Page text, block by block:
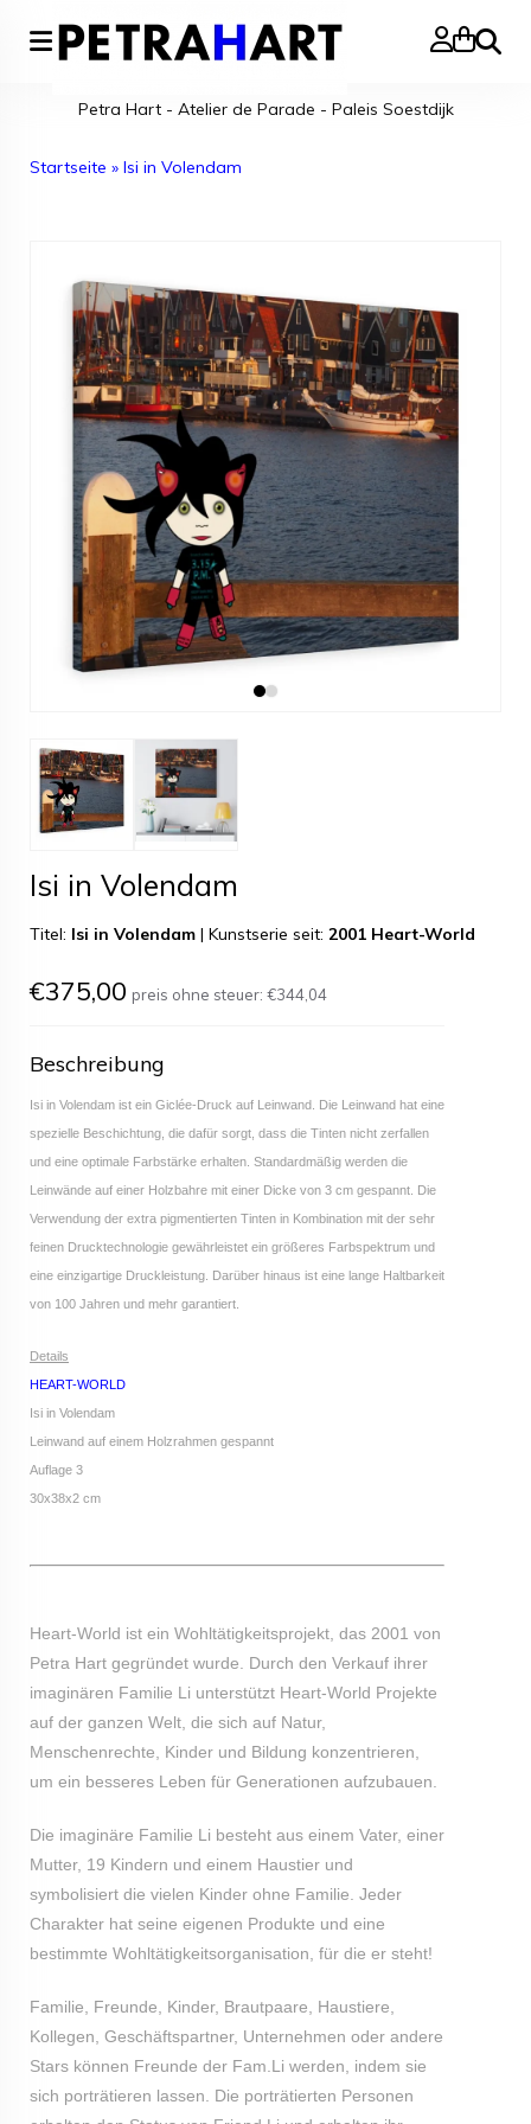
Suche
Petra Hart - Atelier de Parade - Paleis Soestdijk
Startseite » Isi in Volendam
Isi in Volendam
Titel: Isi in Volendam | Kunstserie seit: 2001 Heart-World
€375,00 preis ohne steuer: €344,04
Beschreibung
Isi in Volendam ist ein Giclée-Druck auf Leinwand. Die Leinwand hat eine
spezielle Beschichtung, die dafür sorgt, dass die Tinten nicht zerfallen
und eine optimale Farbstärke erhalten. Standardmäßig werden die
Leinwände auf einer Holzbahre mit einer Dicke von 3 cm gespannt. Die
Verwendung der extra pigmentierten Tinten in Kombination mit der sehr
feinen Drucktechnologie gewährleistet ein größeres Farbspektrum und
eine einzigartige Druckleistung. Darüber hinaus ist eine lange Haltbarkeit
von 100 Jahren und mehr garantiert.
Details
HEART-WORLD
Isi in Volendam
Leinwand auf einem Holzrahmen gespannt
Auflage 3
30x38x2 cm
Heart-World ist ein Wohltätigkeitsprojekt, das 2001 von
Petra Hart gegründet wurde. Durch den Verkauf ihrer
imaginären Familie Li unterstützt Heart-World Projekte
auf der ganzen Welt, die sich auf Natur,
Menschenrechte, Kinder und Bildung konzentrieren,
um ein besseres Leben für Generationen aufzubauen.
Die imaginäre Familie Li besteht aus einem Vater, einer
Mutter, 19 Kindern und einem Haustier und
symbolisiert die vielen Kinder ohne Familie. Jeder
Charakter hat seine eigenen Produkte und eine
bestimmte Wohltätigkeitsorganisation, für die er steht!
Familie, Freunde, Kinder, Brautpaare, Haustiere,
Kollegen, Geschäftspartner, Unternehmen oder andere
Stars können Freunde der Fam.Li werden, indem sie
sich porträtieren lassen. Die porträtierten Personen